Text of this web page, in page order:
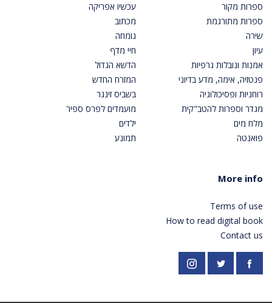
ספרות מקור
ספרות מתורגמת
שירה
עיון
אמנות ונובלות גרפיות
פנטזיה, אימה, מדע בדיוני
רוחניות ופסיכולוגיה
מגדר וספרות להטב"קית
מלח מים
פואנטה
עכשיו אפריקה
מכתוב
גומחה
חיי מדף
הדשא הגדול
המזרח החדש
בשביס זינגר
מועמדים לפרס ספיר
ילדים
תמונע
More info
Terms of use
How to read digital book
Contact us
Facebook
https://twitter.com/PardesPublish
Instagram